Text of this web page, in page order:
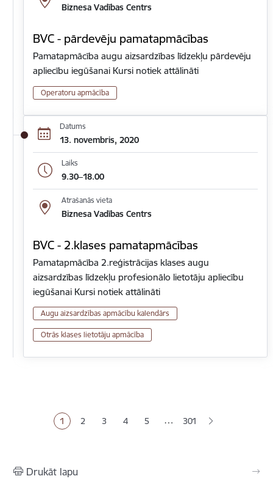
Biznesa Vadības Centrs
BVC - pārdevēju pamatapmācības
Pamatapmācība augu aizsardzības līdzekļu pārdevēju
apliecību iegūšanai Kursi notiek attālināti
Operatoru apmācība
Datums
13. novembris, 2020
Laiks
9.30–18.00
Atrašanās vieta
Biznesa Vadības Centrs
BVC - 2.klases pamatapmācības
Pamatapmācība 2.reģistrācijas klases augu
aizsardzības līdzekļu profesionālo lietotāju apliecību
iegūšanai Kursi notiek attālināti
Augu aizsardzības apmācību kalendārs
Otrās klases lietotāju apmācība
Pašreizējā lapa
1 Lapa
2 Lapa
3 Lapa
4 Lapa
5 … 301
Drukāt lapu